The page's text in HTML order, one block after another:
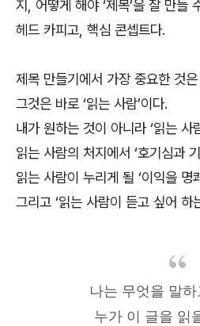
지, 어떻게 해야 ‘제목’을 잘 만들
헤드 카피고, 핵심 콘셉트다.
제목 만들기에서 가장 중요한 것
그것은 바로 ‘읽는 사람’이다.
내가 원하는 것이 아니라 ‘읽는 사
읽는 사람의 처지에서 ‘호기심과
읽는 사람이 누리게 될 ‘이익을 명
그리고 ‘읽는 사람이 듣고 싶어 하
나는 무엇을 말
누가 이 글을 읽